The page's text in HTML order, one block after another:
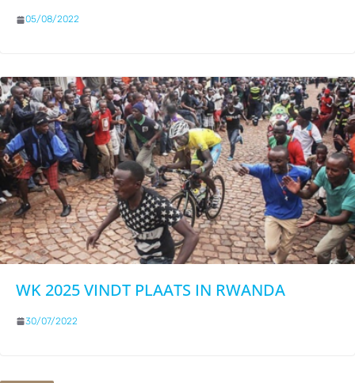
05/08/2022
WK 2025 VINDT PLAATS IN RWANDA
30/07/2022